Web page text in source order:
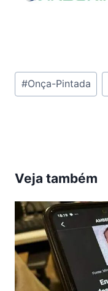
Tags
do
#Onça-Pintada
Veja também